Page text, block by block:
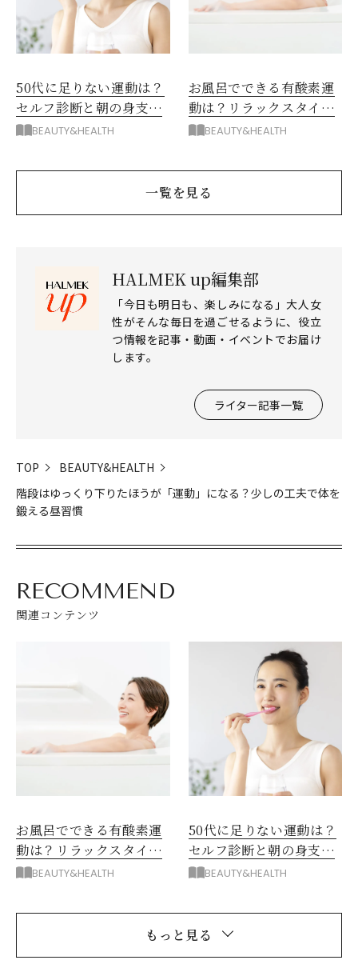
50代に足りない運動は？
セルフ診断と朝の身支度
を「運動」に変える朝習
BEAUTY&HEALTH
お風呂でできる有酸素運
動は？リラックスタイム
に体を整える夜習慣
BEAUTY&HEALTH
一覧を見る
HALMEK up編集部
「今日も明日も、楽しみになる」大人女
性がそんな毎日を過ごせるように、役立
つ情報を記事・動画・イベントでお届け
します。
ライター記事一覧
TOP
BEAUTY&HEALTH
階段はゆっくり下りたほうが「運動」になる？少しの工夫で体を
鍛える昼習慣
RECOMMEND
関連コンテンツ
お風呂でできる有酸素運
動は？リラックスタイム
に体を整える夜習慣
BEAUTY&HEALTH
50代に足りない運動は？
セルフ診断と朝の身支度
を「運動」に変える朝習
BEAUTY&HEALTH
もっと見る